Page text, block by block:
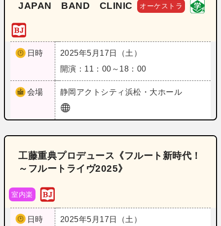
JAPAN BAND CLINIC オーケストラ
日時
2025年5月17日（土）
開演：11：00～18：00
会場 静岡 アクトシティ浜松・大ホール
工藤重典プロデュース《フルート新時代！
～フルートライヴ2025》
室内楽
日時
2025年5月17日（土）